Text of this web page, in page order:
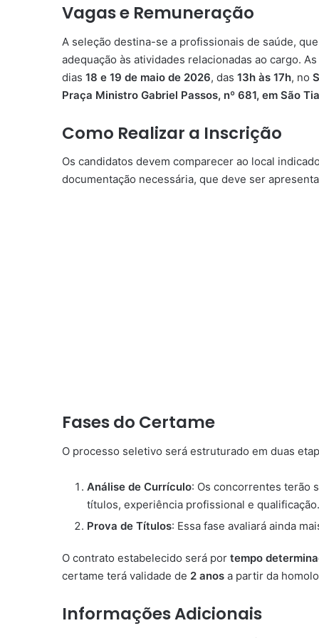
Vagas e Remuneração
A seleção destina-se a profissionais de saúde,
adequação às atividades relacionadas ao cargo.
dias 18 e 19 de maio de 2026, das 13h às 17h, no
Praça Ministro Gabriel Passos, nº 681, em São
Como Realizar a Inscrição
Os candidatos devem comparecer ao local
documentação necessária, que deve ser
Fases do Certame
O processo seletivo será estruturado em duas
Análise de Currículo: Os concorrentes terão
títulos, experiência profissional e qualificação.
Prova de Títulos: Essa fase avaliará ainda
O contrato estabelecido será por tempo
certame terá validade de 2 anos a partir da
Informações Adicionais